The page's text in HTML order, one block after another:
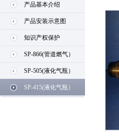
产品基本介绍
产品安装示意图
知识产权保护
SP-866(管道燃气）
SP-505(液化气瓶）
SP-415(液化气瓶）